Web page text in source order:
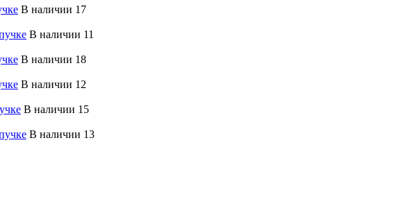
В наличии 17
В наличии 11
В наличии 18
В наличии 12
В наличии 15
В наличии 13